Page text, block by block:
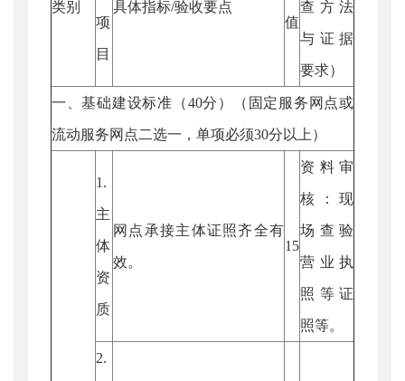
类别
项
目
具体指标/验收要点
值
查方法
与证据
要求）
一、基础建设标准（40分）（固定服务网点或
流动服务网点二选一，单项必须30分以上）
1.
主
体
资
质
网点承接主体证照齐全有
效。
15
资料审
核：现
场查验
营业执
照等证
照等。
2.